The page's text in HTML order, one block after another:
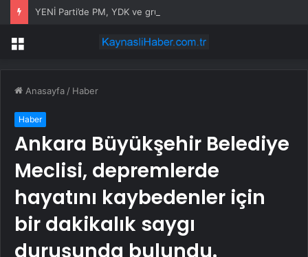
YENİ Parti’de PM, YDK ve grup başkanvekilleri belirlendi
Menü
Anasayfa / Haber
Haber
Ankara Büyükşehir Belediye
Meclisi, depremlerde
hayatını kaybedenler için
bir dakikalık saygı
duruşunda bulundu.